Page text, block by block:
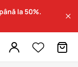
la 50%.